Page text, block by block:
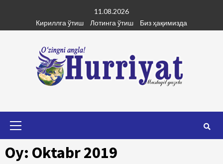
content
11.08.2026
Кириллга ўтиш
Лотинга ўтиш Биз ҳақимизда
Oy: Oktabr 2019